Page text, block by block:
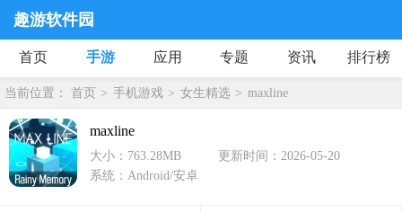
趣游软件园
首页 手游 应用 专题 资讯 排行榜
当前位置： 首页 手机游戏 女生精选 maxline
maxline
大小：763.28MB
更新时间：2026-05-20
系统：Android/安卓